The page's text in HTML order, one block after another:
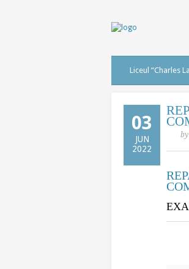
Liceul “Charles
03
JUN
2022
by